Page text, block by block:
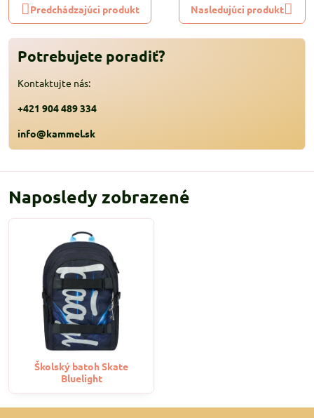
Predchádzajúci produkt Nasledujúci produkt
Potrebujete poradiť?
Kontaktujte nás:
+421 904 489 334
info@kammel.sk
Naposledy zobrazené
Školský batoh Skate
Bluelight